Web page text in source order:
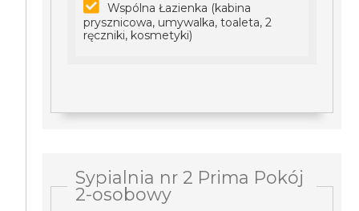
Wspólna Łazienka (kabina
prysznicowa, umywalka, toaleta, 2
ręczniki, kosmetyki)
Sypialnia nr 2 Prima Pokój
2-osobowy